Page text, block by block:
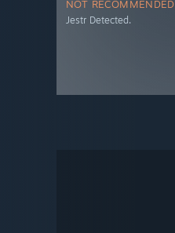
NOT RECOMMENDED
Jestr Detected.